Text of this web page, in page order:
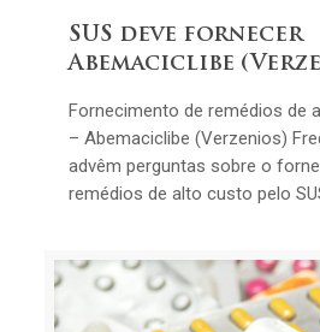
SUS deve fornecer
Abemaciclibe
Fornecimento de remédios de
– Abemaciclibe (Verzenios)
advêm perguntas sobre o
remédios de alto custo pelo